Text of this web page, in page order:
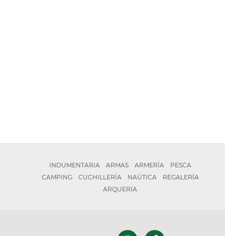
INDUMENTARIA ARMAS ARMERÍA
PESCA
CAMPING
CUCHILLERÍA NAÚTICA
REGALERÍA
ARQUERÍA